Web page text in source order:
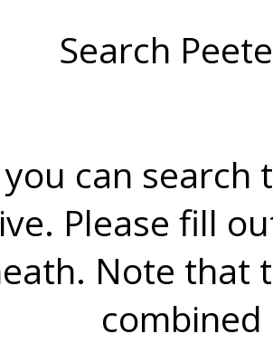
Search
can search
Please fill
Note that
combined